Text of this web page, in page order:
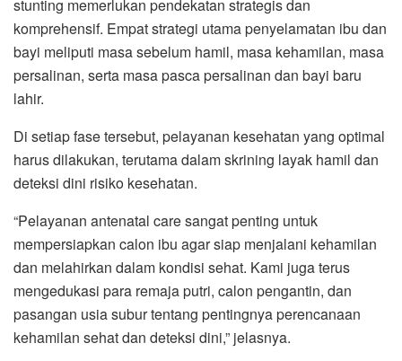
stunting memerlukan pendekatan strategis dan
komprehensif. Empat strategi utama penyelamatan ibu dan
bayi meliputi masa sebelum hamil, masa kehamilan, masa
persalinan, serta masa pasca persalinan dan bayi baru
lahir.
Di setiap fase tersebut, pelayanan kesehatan yang optimal
harus dilakukan, terutama dalam skrining layak hamil dan
deteksi dini risiko kesehatan.
“Pelayanan antenatal care sangat penting untuk
mempersiapkan calon ibu agar siap menjalani kehamilan
dan melahirkan dalam kondisi sehat. Kami juga terus
mengedukasi para remaja putri, calon pengantin, dan
pasangan usia subur tentang pentingnya perencanaan
kehamilan sehat dan deteksi dini,” jelasnya.